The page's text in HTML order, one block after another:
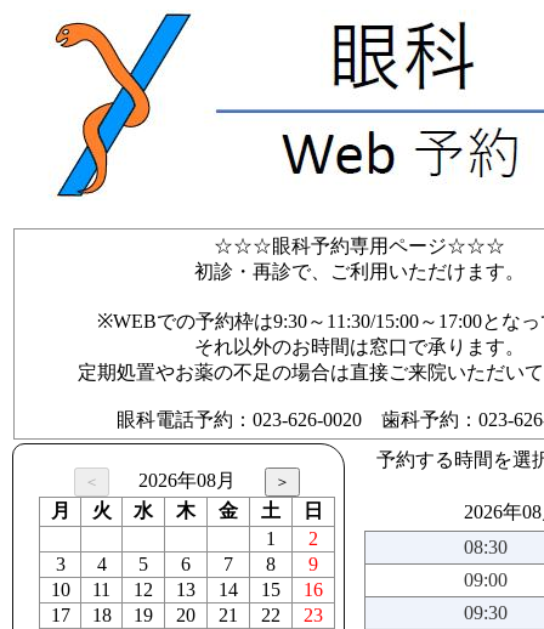
☆☆☆眼科予約専用ページ☆☆☆
初診・再診で、ご利用いただけます。
※WEBでの予約枠は9:30～11:30/15:00～17:00となっ
それ以外のお時間は窓口で承ります。
定期処置やお薬の不足の場合は直接ご来院いただいて
眼科電話予約：023-626-0020 歯科予約：023-626-
2026年08月
月
火 水 木 金 土
日
1
2
3
4 5 6 7 8
9
10
11 12 13 14 15
16
17
18 19 20 21 22
23
予約する時間を選
2026年
08:30
09:00
09:30